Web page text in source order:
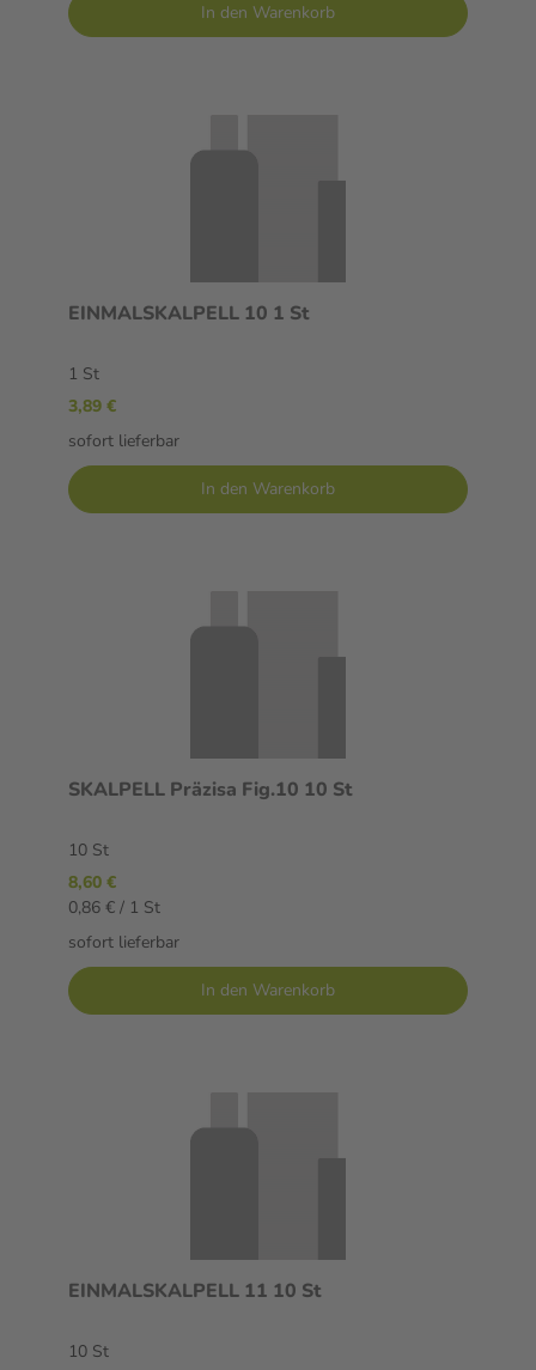
In den Warenkorb
EINMALSKALPELL 10 1 St
1 St
3,89 €
sofort lieferbar
In den Warenkorb
SKALPELL Präzisa Fig.10 10 St
10 St
8,60 €
0,86 € / 1 St
sofort lieferbar
In den Warenkorb
EINMALSKALPELL 11 10 St
10 St